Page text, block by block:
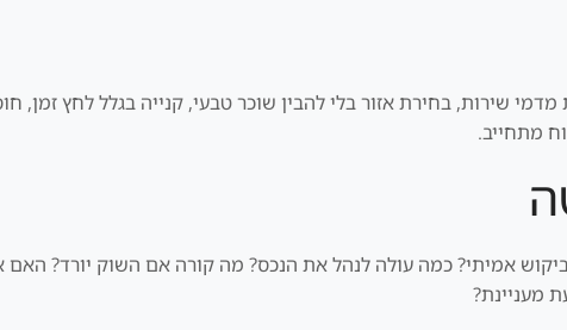
שירות, בחירת אזור בלי להבין שוכר טבעי, קנייה בגלל לחץ זמן,
מתחייב.
אמיתי? כמה עולה לנהל את הנכס? מה קורה אם השוק יורד?
מעניינת?